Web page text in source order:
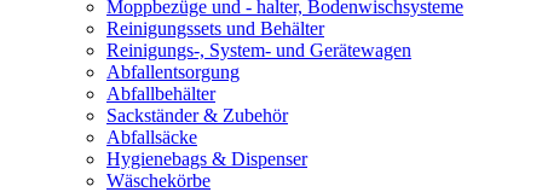
Moppbezüge und - halter, Bodenwischsysteme
Reinigungssets und Behälter
Reinigungs-, System- und Gerätewagen
Abfallentsorgung
Abfallbehälter
Sackständer & Zubehör
Abfallsäcke
Hygienebags & Dispenser
Wäschekörbe